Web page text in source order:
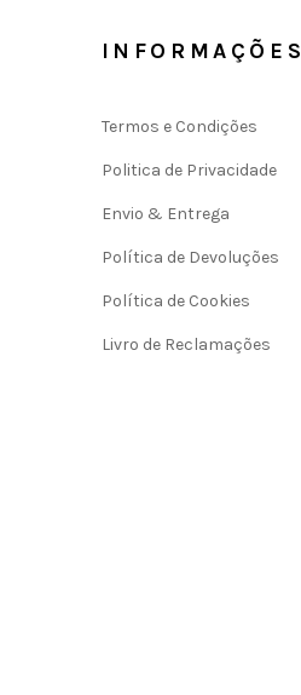
INFORMAÇÕES
Termos e Condições
Politica de Privacidade
Envio & Entrega
Política de Devoluções
Política de Cookies
Livro de Reclamações